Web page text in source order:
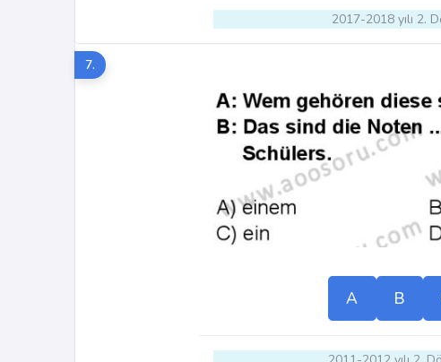
2017-2018 yılı 2.
7.
A B